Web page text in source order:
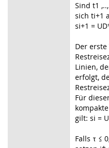
Sind t1
sich ti+1
si+1 =
Der
Linien,
erfolgt,
Für
gilt: si =
Falls τ ≤